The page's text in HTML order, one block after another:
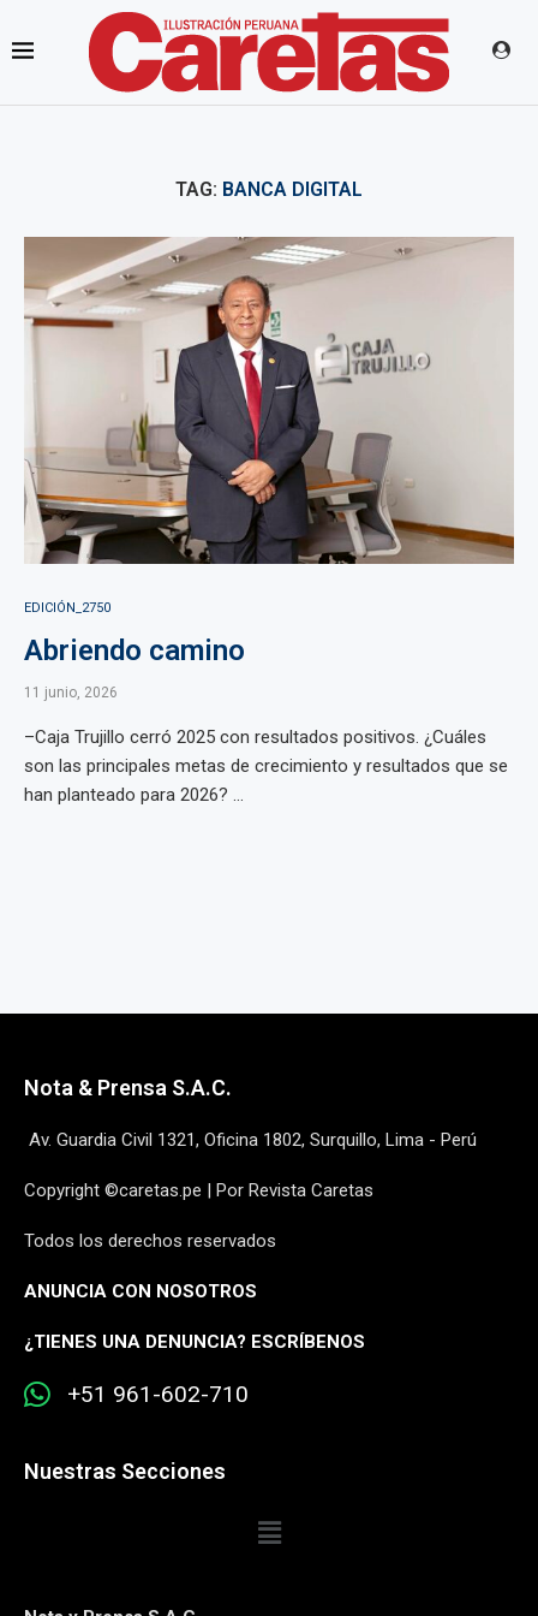
TAG: BANCA DIGITAL
EDICIÓN_2750
Abriendo camino
11 junio, 2026
–Caja Trujillo cerró 2025 con resultados positivos. ¿Cuáles
son las principales metas de crecimiento y resultados que se
han planteado para 2026? ...
Nota & Prensa S.A.C.
Av. Guardia Civil 1321, Oficina 1802, Surquillo, Lima - Perú
Copyright ©caretas.pe | Por Revista Caretas
Todos los derechos reservados
ANUNCIA CON NOSOTROS
¿TIENES UNA DENUNCIA? ESCRÍBENOS
+51 961-602-710
Nuestras Secciones